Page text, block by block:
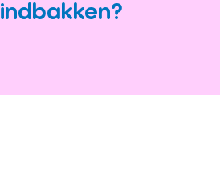
indbakken?